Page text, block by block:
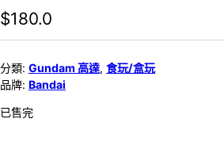
$180.0
分類: Gundam 高達, 食玩/盒玩
品牌: Bandai
已售完